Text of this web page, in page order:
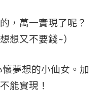
，萬一實現了呢？
想又不要錢~）
夢想的小仙女。加
能實現！